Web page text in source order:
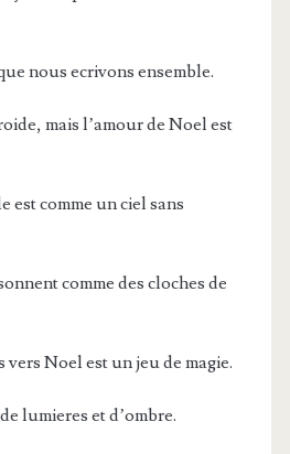
nous ecrivons ensemble.
mais l’amour de Noel est
est comme un ciel sans
comme des cloches de
vers Noel est un jeu de magie.
lumieres et d’ombre.